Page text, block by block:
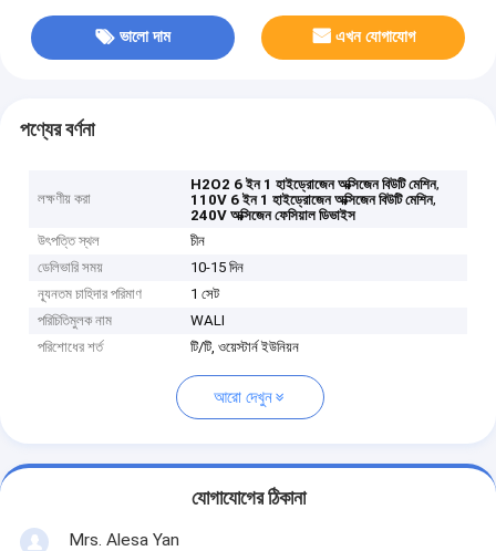
ভালো দাম এখন যোগাযোগ
পণ্যের বর্ণনা
লক্ষণীয় করা
H2O2 6 ইন 1 হাইড্রোজেন অক্সিজেন বিউটি মেশিন,
110V 6 ইন 1 হাইড্রোজেন অক্সিজেন বিউটি মেশিন,
240V অক্সিজেন ফেসিয়াল ডিভাইস
উৎপত্তি স্থল
চীন
ডেলিভারি সময়
10-15 দিন
ন্যূনতম চাহিদার পরিমাণ
1 সেট
পরিচিতিমুলক নাম
WALI
পরিশোধের শর্ত
টি/টি, ওয়েস্টার্ন ইউনিয়ন
আরো দেখুন
যোগাযোগের ঠিকানা
Mrs. Alesa Yan